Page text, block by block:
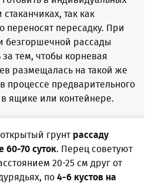
так как
переносят пересадку. При
безгоршечной рассады
тем, чтобы корневая
размещалась на такой же
процессе предварительного
ящике или контейнере.
грунт рассаду
60-70 суток. Перец советуют
20-25 см друг от
по4-6 кустов на